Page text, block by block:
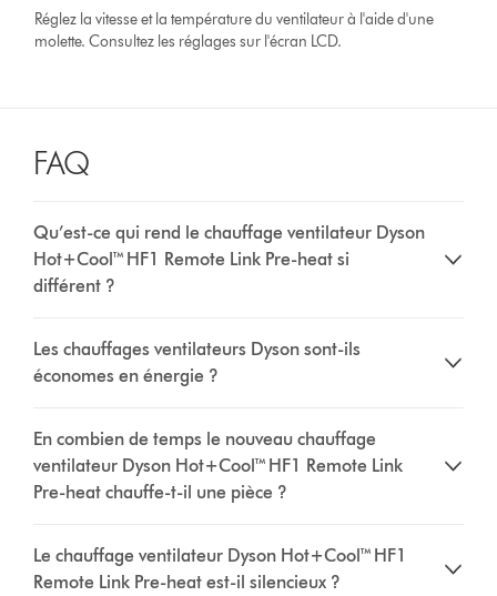
Réglez la vitesse et la température du ventilateur à l'aide d'une
molette. Consultez les réglages sur l'écran LCD.
FAQ
Qu’est-ce qui rend le chauffage ventilateur Dyson
Hot+Cool™ HF1 Remote Link Pre-heat si
différent ?
Les chauffages ventilateurs Dyson sont-ils
économes en énergie ?
En combien de temps le nouveau chauffage
ventilateur Dyson Hot+Cool™ HF1 Remote Link
Pre-heat chauffe-t-il une pièce ?
Le chauffage ventilateur Dyson Hot+Cool™ HF1
Remote Link Pre-heat est-il silencieux ?